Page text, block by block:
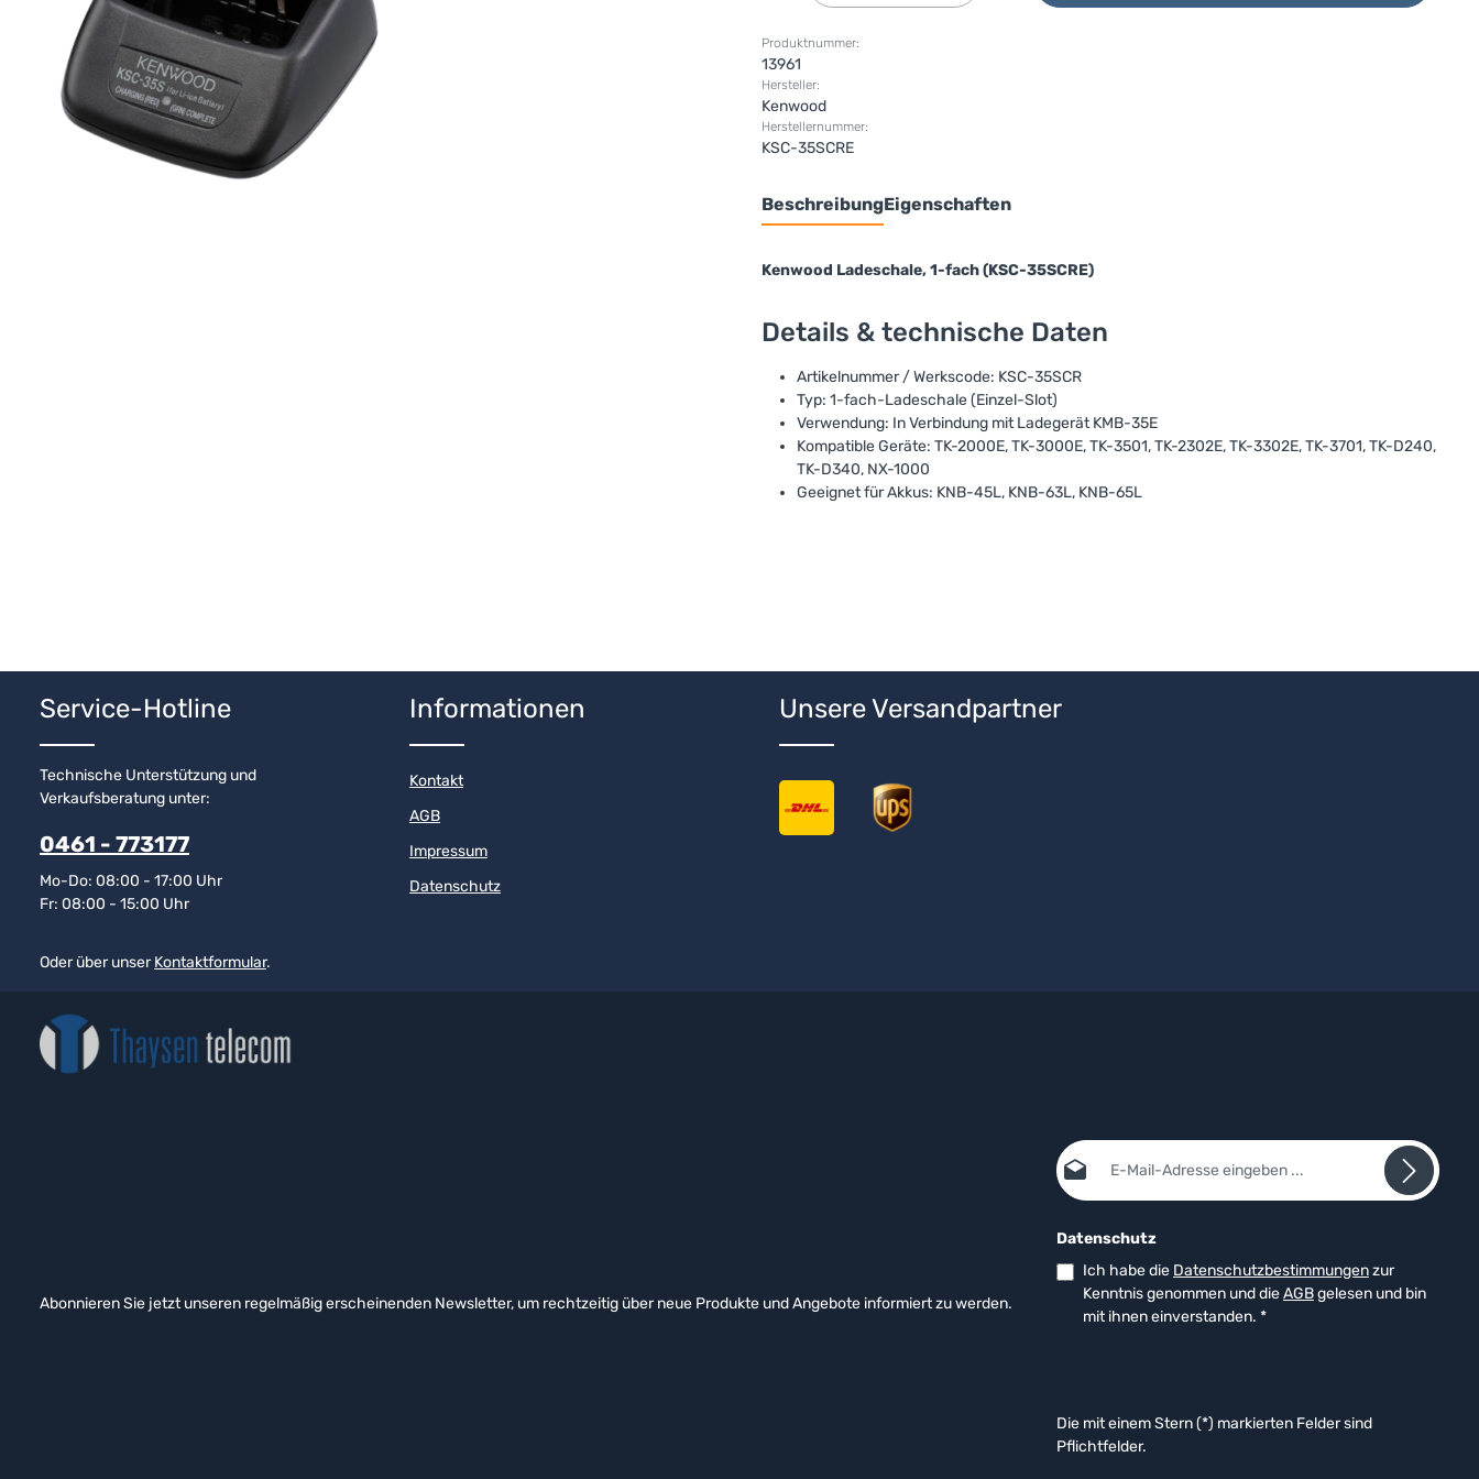
Produktnummer:
13961
Hersteller:
Kenwood
Herstellernummer:
KSC-35SCRE
BeschreibungEigenschaften
Kenwood Ladeschale, 1-fach (KSC-35SCRE)
Details & technische Daten
Artikelnummer / Werkscode: KSC-35SCR
Typ: 1-fach-Ladeschale (Einzel-Slot)
Verwendung: In Verbindung mit Ladegerät KMB-35E
Kompatible Geräte: TK-2000E, TK-3000E, TK-3501, TK-2302E, TK-3302E, TK-3701, TK-D240,
TK-D340, NX-1000
Geeignet für Akkus: KNB-45L, KNB-63L, KNB-65L
Service-Hotline
Technische Unterstützung und
Verkaufsberatung unter:
0461 - 773177
Mo-Do: 08:00 - 17:00 Uhr
Fr: 08:00 - 15:00 Uhr
Oder über unserKontaktformular.
Informationen
Kontakt
AGB
Impressum
Datenschutz
Unsere Versandpartner
Abonnieren Sie jetzt unseren regelmäßig erscheinenden Newsletter, um rechtzeitig über neue Produkte und Angebote informiert zu werden.
E-Mail-Adresse*
Datenschutz
Ich habe die Datenschutzbestimmungenzur
Kenntnis genommen und dieAGBgelesen und bin
mit ihnen einverstanden. *
Die mit einem Stern (*) markierten Felder sind
Pflichtfelder.